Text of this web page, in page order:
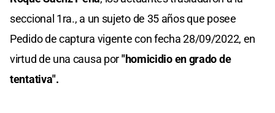
seccional 1ra., a un sujeto de 35 años que posee
Pedido de captura vigente con fecha 28/09/2022, en
virtud de una causa por"homicidio en grado de
tentativa".